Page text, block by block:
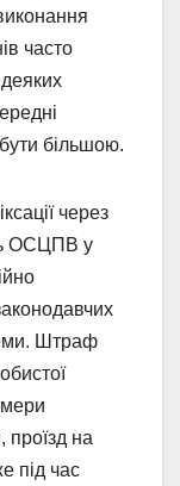
часто
більшою.
через
ОСЦПВ у
Штраф
проїзд на
під час